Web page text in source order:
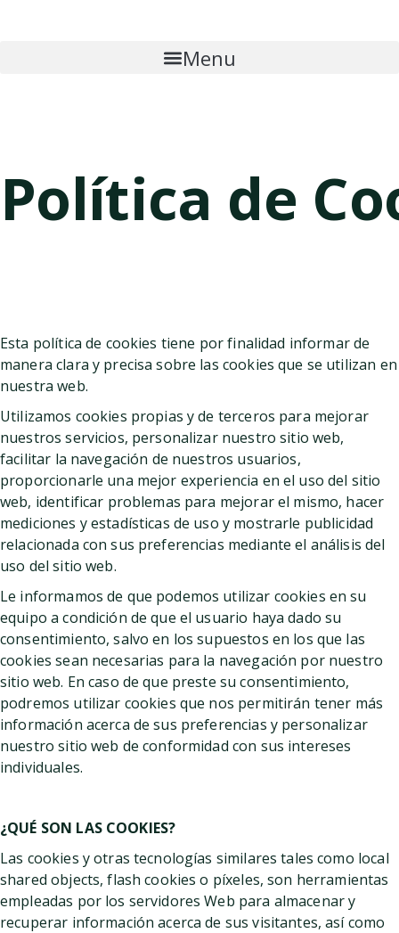
Menu
Política de
Esta política de cookies tiene por finalidad informar de
manera clara y precisa sobre las cookies que se utilizan en
nuestra web.
Utilizamos cookies propias y de terceros para mejorar
nuestros servicios, personalizar nuestro sitio web,
facilitar la navegación de nuestros usuarios,
proporcionarle una mejor experiencia en el uso del sitio
web, identificar problemas para mejorar el mismo, hacer
mediciones y estadísticas de uso y mostrarle publicidad
relacionada con sus preferencias mediante el análisis del
uso del sitio web.
Le informamos de que podemos utilizar cookies en su
equipo a condición de que el usuario haya dado su
consentimiento, salvo en los supuestos en los que las
cookies sean necesarias para la navegación por nuestro
sitio web. En caso de que preste su consentimiento,
podremos utilizar cookies que nos permitirán tener más
información acerca de sus preferencias y personalizar
nuestro sitio web de conformidad con sus intereses
individuales.
¿QUÉ SON LAS COOKIES?
Las cookies y otras tecnologías similares tales como local
shared objects, flash cookies o píxeles, son herramientas
empleadas por los servidores Web para almacenar y
recuperar información acerca de sus visitantes, así como